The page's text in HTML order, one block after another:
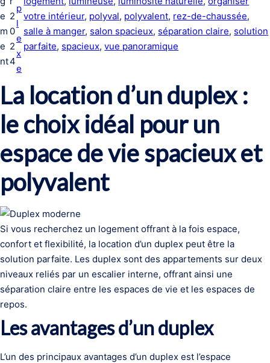
e
m
e
nt
2
0
2
4
p
l
e
x
e
votre intérieur, polyval, polyvalent, rez-de-chaussée
salle à manger, salon spacieux, séparation claire, solution
parfaite, spacieux, vue panoramique
La location d’un duplex :
le choix idéal pour un
espace de vie spacieux et
polyvalent
Si vous recherchez un logement offrant à la fois espace,
confort et flexibilité, la location d’un duplex peut être la
solution parfaite. Les duplex sont des appartements sur deux
niveaux reliés par un escalier interne, offrant ainsi une
séparation claire entre les espaces de vie et les espaces de
repos.
Les avantages d’un duplex
L’un des principaux avantages d’un duplex est l’espace